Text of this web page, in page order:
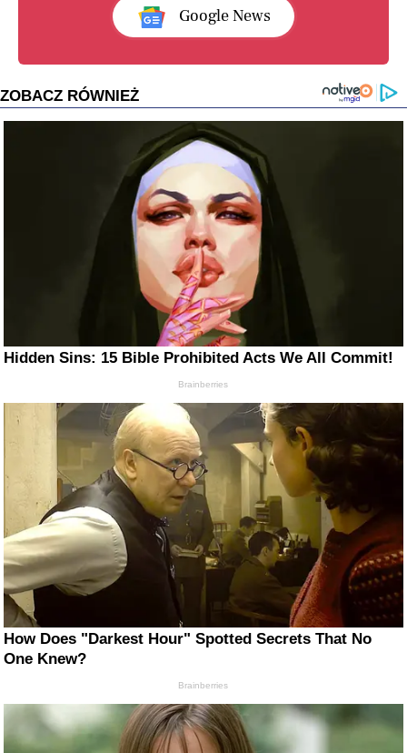
Google News
ZOBACZ RÓWNIEŻ
Hidden Sins: 15 Bible Prohibited Acts We All Commit!
Brainberries
How Does "Darkest Hour" Spotted Secrets That No
One Knew?
Brainberries